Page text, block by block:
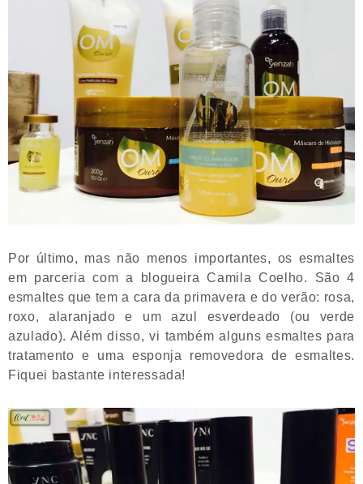
Por último, mas não menos importantes, os esmaltes
em parceria com a blogueira Camila Coelho. São 4
esmaltes que tem a cara da primavera e do verão: rosa,
roxo, alaranjado e um azul esverdeado (ou verde
azulado). Além disso, vi também alguns esmaltes para
tratamento e uma esponja removedora de esmaltes.
Fiquei bastante interessada!